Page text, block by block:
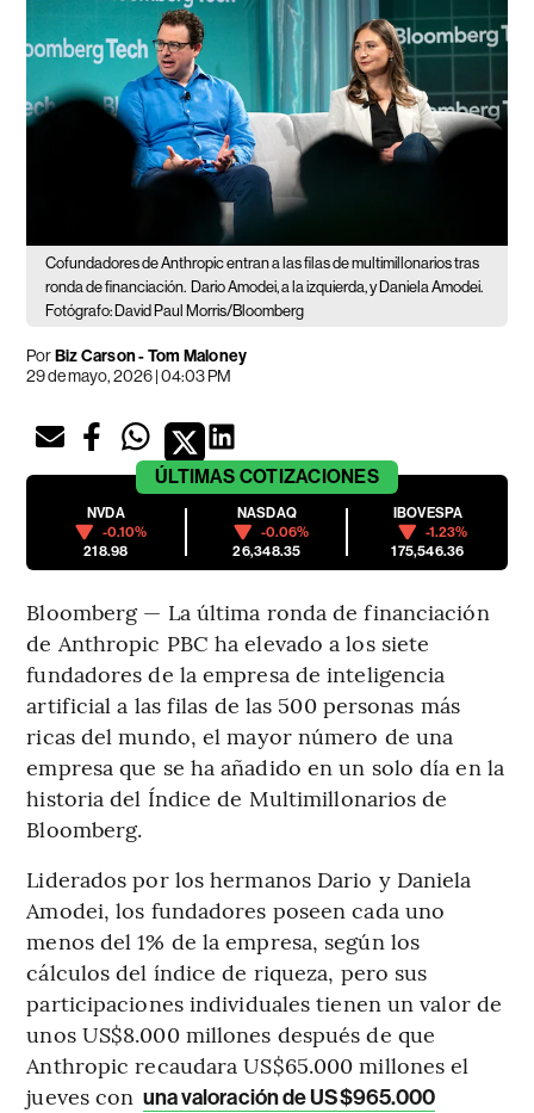
Cofundadores de Anthropic entran a las filas de multimillonarios tras
ronda de financiación. Dario Amodei, a la izquierda, y Daniela Amodei.
Fotógrafo: David Paul Morris/Bloomberg
PorBiz Carson - Tom Maloney
29 de mayo, 2026 | 04:03 PM
ÚLTIMAS COTIZACIONES
NVDA
-0.10%
218.98
NASDAQ
-0.06%
26,348.35
IBOVESPA
-1.23%
175,546.36
Bloomberg — La última ronda de financiación
de Anthropic PBC ha elevado a los siete
fundadores de la empresa de inteligencia
artificial a las filas de las 500 personas más
ricas del mundo, el mayor número de una
empresa que se ha añadido en un solo día en la
historia del Índice de Multimillonarios de
Bloomberg.
Liderados por los hermanos Dario y Daniela
Amodei, los fundadores poseen cada uno
menos del 1% de la empresa, según los
cálculos del índice de riqueza, pero sus
participaciones individuales tienen un valor de
unos US$8.000 millones después de que
Anthropic recaudara US$65.000 millones el
jueves con una valoración de US$965.000